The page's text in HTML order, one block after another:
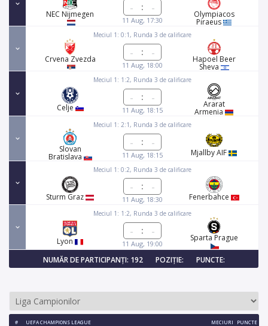
NEC Nijmegen
:
11 Aug, 17:30
Olympiacos
Piraeus
Meciul 1: 0:1, Runda 3 de calificare
Crvena Zvezda
:
11 Aug, 18:00
Hapoel Beer
Sheva
Meciul 1: 1:2, Runda 3 de calificare
Celje
:
11 Aug, 18:15
Ararat
Armenia
Meciul 1: 2:1, Runda 3 de calificare
Slovan
Bratislava
:
11 Aug, 18:15 Mjallby AIF
Meciul 1: 0:2, Runda 3 de calificare
Sturm Graz
:
11 Aug, 18:30 Fenerbahce
Meciul 1: 1:2, Runda 3 de calificare
Lyon
:
11 Aug, 19:00
Sparta Prague
NUMĂR DE PARTICIPANȚI: 192 POZIȚIE: PUNCTE:
# UEFA CHAMPIONS LEAGUE MECIURI PUNCTE